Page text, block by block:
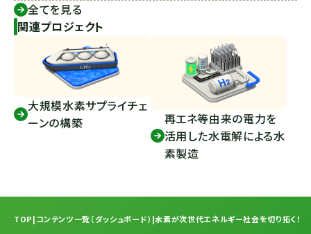
全てを見る
関連プロジェクト
大規模水素サプライチェ
ーンの構築
再エネ等由来の電力を
活用した水電解による水
素製造
TOP|コンテンツ一覧（ダッシュボード） |水素が次世代エネルギー社会を切り拓く！